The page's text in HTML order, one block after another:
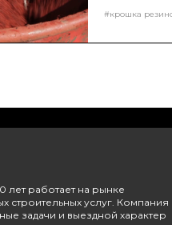
#крошка
лет работает на рынке
строительных услуг. Компания
задачи и выездной характер